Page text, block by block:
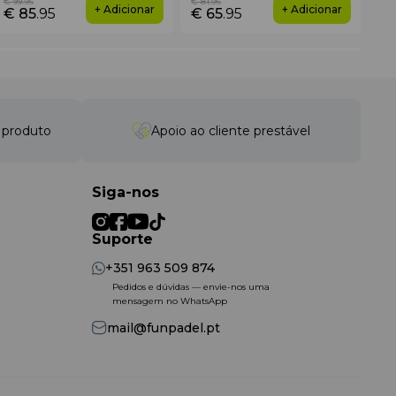
€ 85.95 + Adicionar € 65.95 + Adicionar
produto Apoio ao cliente prestável
Siga-nos
Suporte
+351 963 509 874
Pedidos e dúvidas — envie-nos uma
mensagem no WhatsApp
mail@funpadel.pt